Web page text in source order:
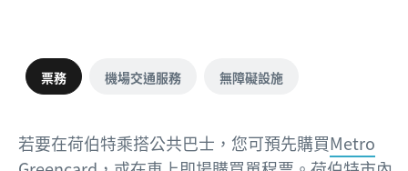
票務 機場交通服務 無障礙設施
若要在荷伯特乘搭公共巴士，您可預先購買Metro